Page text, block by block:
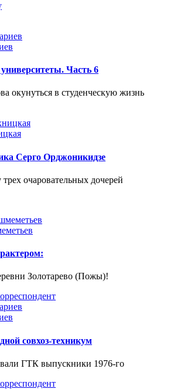
Часть 6
окунуться в студенческую жизнь
Серго Орджоникидзе
очаровательных дочерей
Золотарево (Пожы)!
совхоз-техникум
ГТК выпускники 1976-го